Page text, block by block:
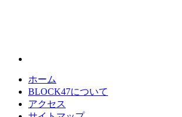
ホーム
BLOCK47について
アクセス